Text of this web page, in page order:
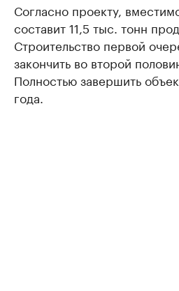
Согласно проекту,
составит 11,5 тыс. тонн
Строительство первой
закончить во второй
Полностью завершить
года.